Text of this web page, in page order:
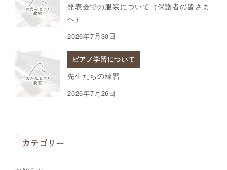
発表会での服装について（保護者の皆さま
へ）
2026年7月30日
ピアノ学習について
先生たちの練習
2026年7月26日
カテゴリー